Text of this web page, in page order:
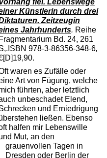
fiel. Lebenswege
Künstlerin durch drei
Zeitzeugin
Jahrhunderts. Reihe
Fragmentarium Bd. 24, 261
978-3-86356-348-6,
waren es Zufälle oder
Art von Fügung, welche
führten, aber letztlich
unbeschadet Elend,
und Erniedrigung
ließen. Ebenso
halfen mir Lebenswille
Mut, an den
grauenvollen Tagen in
Dresden oder Berlin der